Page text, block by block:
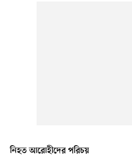
নিহত আরোহীদের পরিচয়